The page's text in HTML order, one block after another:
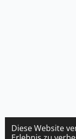
Diese Website